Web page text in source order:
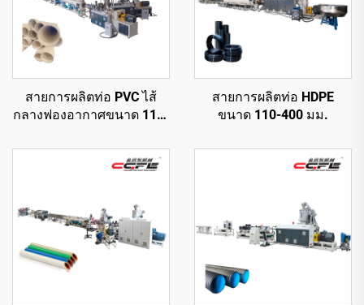
สายการผลิตท่อ PVC ไส้
กลางฟองอากาศขนาด 110-
สายการผลิตท่อ HDPE
ขนาด 110-400 มม.